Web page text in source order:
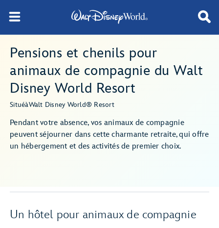
Pensions et chenils pour
animaux de compagnie du Walt
Disney World Resort
SituéàWalt Disney World® Resort
Pendant votre absence, vos animaux de compagnie
peuvent séjourner dans cette charmante retraite, qui offre
un hébergement et des activités de premier choix.
Un hôtel pour animaux de compagnie